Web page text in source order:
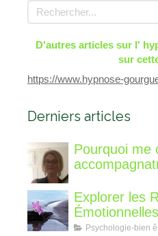
Rechercher
D'autres articles sur l'
sur
https://www.hypnose-
Derniers articles
Pourquoi me
différent?
Explorer les
Poids : Un
Psychologie-bien